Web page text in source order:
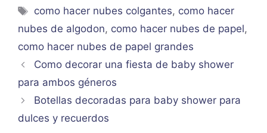
Etiquetas
como hacer nubes colgantes, como hacer
nubes de algodon, como hacer nubes de papel,
como hacer nubes de papel grandes
Como decorar una fiesta de baby shower
para ambos géneros
Botellas decoradas para baby shower para
dulces y recuerdos